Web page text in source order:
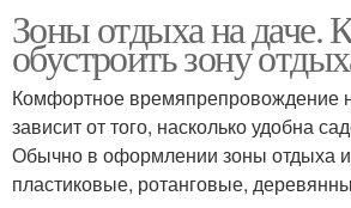
Зоны отдыха на даче.
обустроить зону
Комфортное времяпрепровождение
зависит от того, насколько удобна
Обычно в оформлении зоны отдыха
пластиковые, ротанговые,